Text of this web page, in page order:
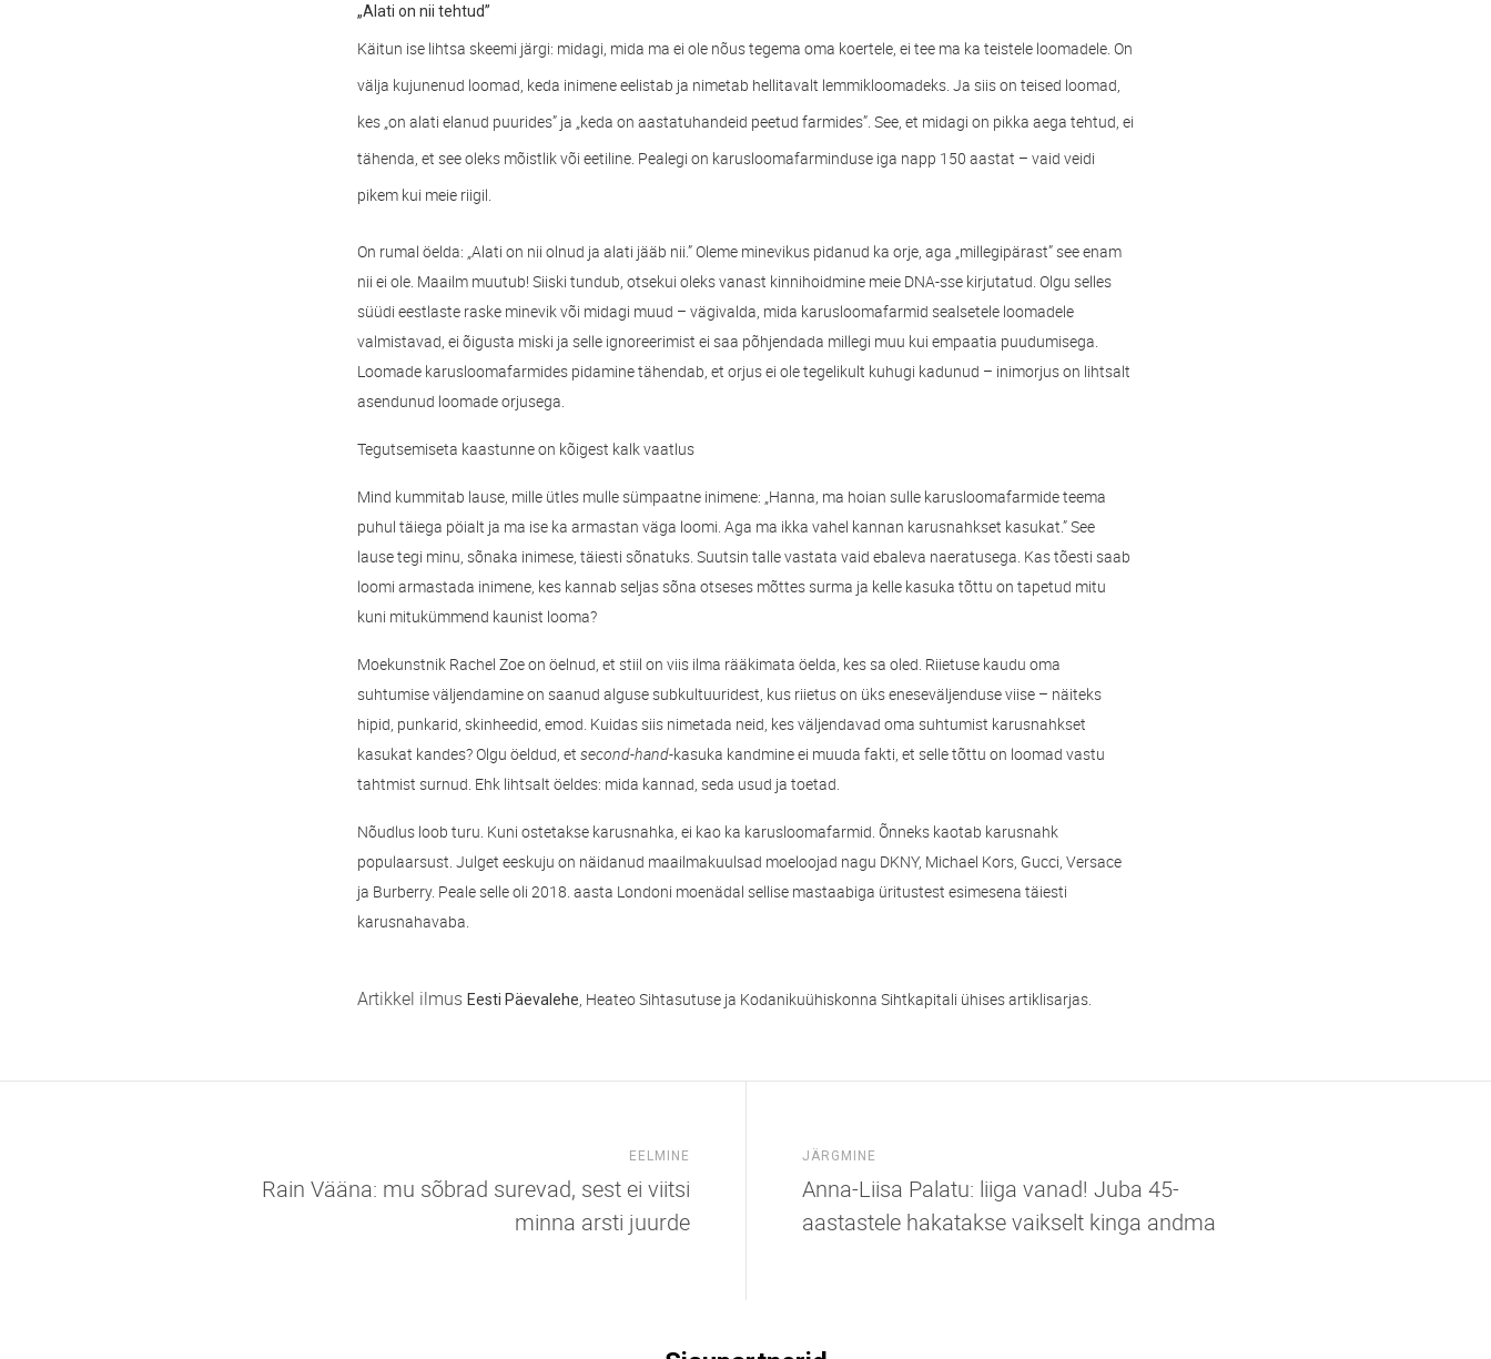
„Alati on nii tehtud”
Käitun ise lihtsa skeemi järgi: midagi, mida ma ei ole nõus tegema oma koertele, ei tee ma ka teistele loomadele. On
välja kujunenud loomad, keda inimene eelistab ja nimetab hellitavalt lemmikloomadeks. Ja siis on teised loomad,
kes „on alati elanud puurides” ja „keda on aastatuhandeid peetud farmides”. See, et midagi on pikka aega tehtud, ei
tähenda, et see oleks mõistlik või eetiline. Pealegi on karusloomafarminduse iga napp 150 aastat – vaid veidi
pikem kui meie riigil.
On rumal öelda: „Alati on nii olnud ja alati jääb nii.” Oleme minevikus pidanud ka orje, aga „millegipärast” see enam
nii ei ole. Maailm muutub! Siiski tundub, otsekui oleks vanast kinnihoidmine meie DNA-sse kirjutatud. Olgu selles
süüdi eestlaste raske minevik või midagi muud – vägivalda, mida karusloomafarmid sealsetele loomadele
valmistavad, ei õigusta miski ja selle ignoreerimist ei saa põhjendada millegi muu kui empaatia puudumisega.
Loomade karusloomafarmides pidamine tähendab, et orjus ei ole tegelikult kuhugi kadunud – inimorjus on lihtsalt
asendunud loomade orjusega.
Tegutsemiseta kaastunne on kõigest kalk vaatlus
Mind kummitab lause, mille ütles mulle sümpaatne inimene: „Hanna, ma hoian sulle karusloomafarmide teema
puhul täiega pöialt ja ma ise ka armastan väga loomi. Aga ma ikka vahel kannan karusnahkset kasukat.” See
lause tegi minu, sõnaka inimese, täiesti sõnatuks. Suutsin talle vastata vaid ebaleva naeratusega. Kas tõesti saab
loomi armastada inimene, kes kannab seljas sõna otseses mõttes surma ja kelle kasuka tõttu on tapetud mitu
kuni mitukümmend kaunist looma?
Moekunstnik Rachel Zoe on öelnud, et stiil on viis ilma rääkimata öelda, kes sa oled. Riietuse kaudu oma
suhtumise väljendamine on saanud alguse subkultuuridest, kus riietus on üks eneseväljenduse viise – näiteks
hipid, punkarid, skinheedid, emod. Kuidas siis nimetada neid, kes väljendavad oma suhtumist karusnahkset
kasukat kandes? Olgu öeldud, et second-hand-kasuka kandmine ei muuda fakti, et selle tõttu on loomad vastu
tahtmist surnud. Ehk lihtsalt öeldes: mida kannad, seda usud ja toetad.
Nõudlus loob turu. Kuni ostetakse karusnahka, ei kao ka karusloomafarmid. Õnneks kaotab karusnahk
populaarsust. Julget eeskuju on näidanud maailmakuulsad moeloojad nagu DKNY, Michael Kors, Gucci, Versace
ja Burberry. Peale selle oli 2018. aasta Londoni moenädal sellise mastaabiga üritustest esimesena täiesti
karusnahavaba.
Artikkel ilmus Eesti Päevalehe, Heateo Sihtasutuse ja Kodanikuühiskonna Sihtkapitali ühises artiklisarjas.
EELMINE
Rain Vääna: mu sõbrad surevad, sest ei viitsi
minna arsti juurde
JÄRGMINE
Anna-Liisa Palatu: liiga vanad! Juba 45-
aastastele hakatakse vaikselt kinga andma